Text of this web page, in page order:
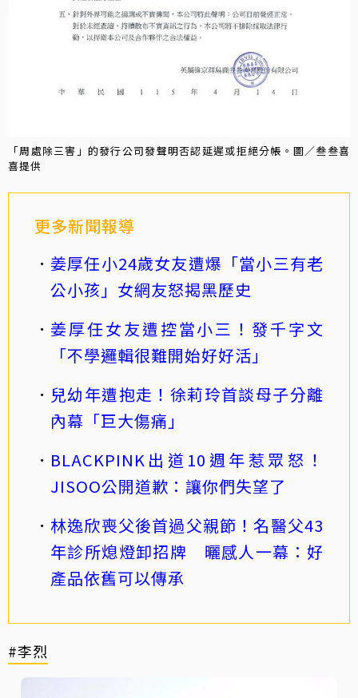
「周處除三害」的發行公司發聲明否認延遲或拒絕分帳。圖／叁叁喜
喜提供
更多新聞報導
姜厚任小24歲女友遭爆「當小三有老
公小孩」女網友怒揭黑歷史
姜厚任女友遭控當小三！發千字文
「不學邏輯很難開始好好活」
兒幼年遭抱走！徐莉玲首談母子分離
內幕「巨大傷痛」
BLACKPINK出道10週年惹眾怒！
JISOO公開道歉：讓你們失望了
林逸欣喪父後首過父親節！名醫父43
年診所熄燈卸招牌 曬感人一幕：好
產品依舊可以傳承
#李烈